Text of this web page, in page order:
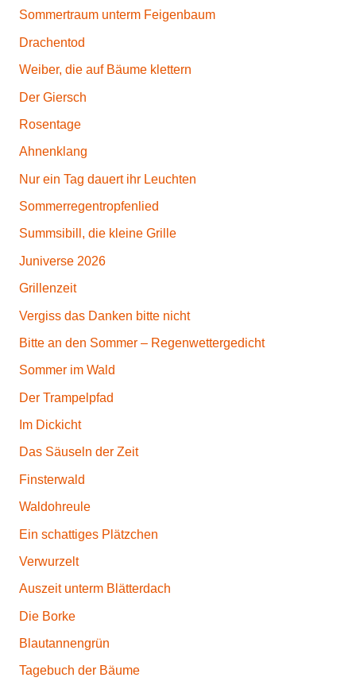
Sommertraum unterm Feigenbaum
Drachentod
Weiber, die auf Bäume klettern
Der Giersch
Rosentage
Ahnenklang
Nur ein Tag dauert ihr Leuchten
Sommerregentropfenlied
Summsibill, die kleine Grille
Juniverse 2026
Grillenzeit
Vergiss das Danken bitte nicht
Bitte an den Sommer – Regenwettergedicht
Sommer im Wald
Der Trampelpfad
Im Dickicht
Das Säuseln der Zeit
Finsterwald
Waldohreule
Ein schattiges Plätzchen
Verwurzelt
Auszeit unterm Blätterdach
Die Borke
Blautannengrün
Tagebuch der Bäume